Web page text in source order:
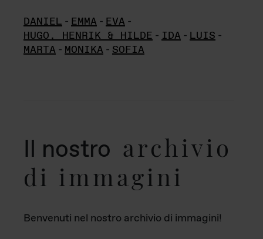
DANIEL - EMMA - EVA -
HUGO, HENRIK & HILDE - IDA - LUIS -
MARTA - MONIKA - SOFIA
Il nostro archivio
di immagini
Benvenuti nel nostro archivio di immagini!